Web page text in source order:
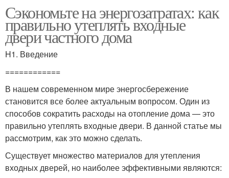
Сэкономьте на энергозатратах: как
правильно утеплять входные
двери частного дома
H1. Введение
============
В нашем современном мире энергосбережение
становится все более актуальным вопросом. Один из
способов сократить расходы на отопление дома — это
правильно утеплять входные двери. В данной статье мы
рассмотрим, как это можно сделать.
Существует множество материалов для утепления
входных дверей, но наиболее эффективными являются: